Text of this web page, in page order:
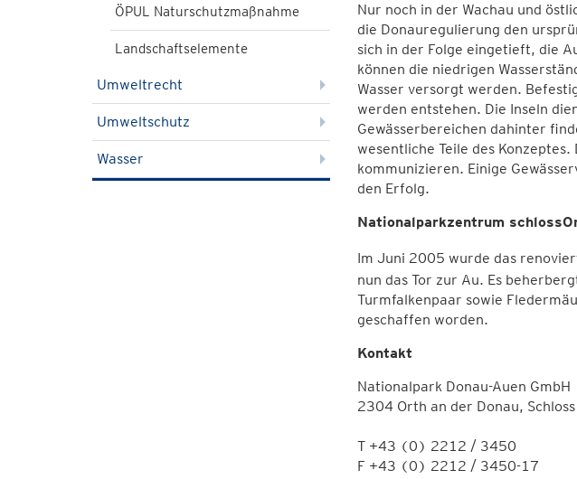
ÖPUL Naturschutzmaßnahme
Landschaftselemente
Umweltrecht
Umweltschutz
Wasser
Nur noch in der Wachau und
die Donauregulierung den
sich in der Folge eingetieft, die
können die niedrigen
Wasser versorgt werden.
werden entstehen. Die Inseln
Gewässerbereichen dahinter
wesentliche Teile des
kommunizieren. Einige
den Erfolg.
Nationalparkzentrum
Im Juni 2005 wurde das
nun das Tor zur Au. Es
Turmfalkenpaar sowie
geschaffen worden.
Kontakt
Nationalpark Donau-Auen GmbH
2304 Orth an der Donau,
T +43 (0) 2212 / 3450
F +43 (0) 2212 / 3450-17